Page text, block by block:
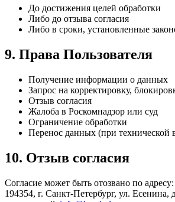
До достижения целей обработки
Либо до отзыва согласия
Либо в сроки, установленные
9. Права Пользователя
Получение информации о данных
Запрос на корректировку,
Отзыв согласия
Жалоба в Роскомнадзор или суд
Ограничение обработки
Перенос данных (при технической
10. Отзыв согласия
Согласие может быть отозвано по адресу:
194354, г. Санкт-Петербург, ул. Есенина,